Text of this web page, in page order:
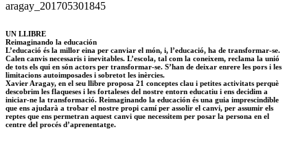
UN LLIBRE
Reimaginando la educación
L’educació és la millor eina per canviar el món, i, l’educació, ha de transformar-se.
Calen canvis necessaris i inevitables. L’escola, tal com la coneixem, reclama la unió
de tots els qui en són actors per transformar-se. S’han de deixar enrere les pors i les
limitacions autoimposades i sobretot les inèrcies.
Xavier Aragay, en el seu llibre proposa 21 conceptes clau i petites activitats perquè
descobrim les flaqueses i les fortaleses del nostre entorn educatiu i ens decidim a
iniciar-ne la transformació. Reimaginando la educación és una guia imprescindible
que ens ajudarà a trobar el nostre propi camí per assolir el canvi, per assumir els
reptes que ens permetran aquest canvi que necessitem per posar la persona en el
centre del procés d’aprenentatge.